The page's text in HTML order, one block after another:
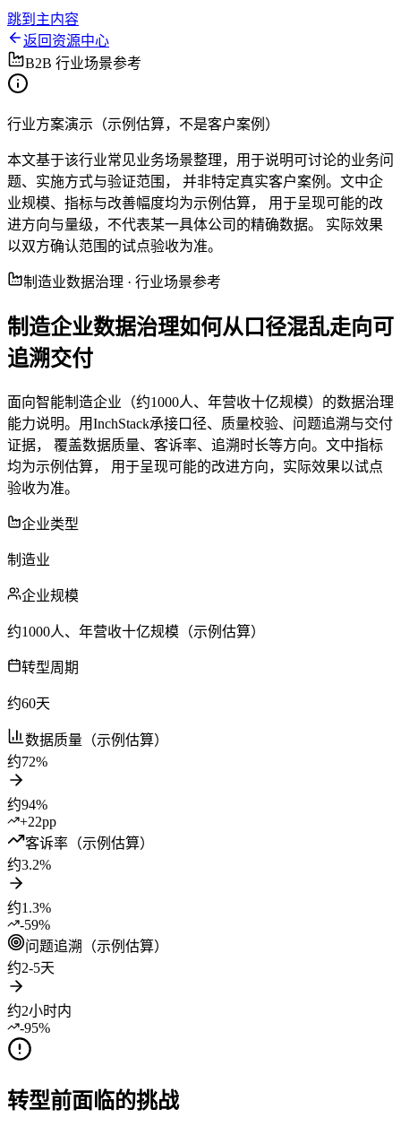
跳到主内容
返回资源中心
B2B 行业场景参考
行业方案演示（示例估算，不是客户案例）
本文基于该行业常见业务场景整理，用于说明可讨论的业务问
题、实施方式与验证范围， 并非特定真实客户案例。文中企
业规模、指标与改善幅度均为示例估算， 用于呈现可能的改
进方向与量级，不代表某一具体公司的精确数据。 实际效果
以双方确认范围的试点验收为准。
制造业数据治理 · 行业场景参考
制造企业数据治理如何从口径混乱走向可
追溯交付
面向智能制造企业（约1000人、年营收十亿规模）的数据治理
能力说明。用InchStack承接口径、质量校验、问题追溯与交付
证据， 覆盖数据质量、客诉率、追溯时长等方向。文中指标
均为示例估算， 用于呈现可能的改进方向，实际效果以试点
验收为准。
企业类型
制造业
企业规模
约1000人、年营收十亿规模（示例估算）
转型周期
约60天
数据质量（示例估算）
约72%
约94%
+22pp
客诉率（示例估算）
约3.2%
约1.3%
-59%
问题追溯（示例估算）
约2-5天
约2小时内
-95%
转型前面临的挑战